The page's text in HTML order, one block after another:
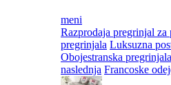
meni
Razprodaja pregrinjal za
pregrinjala Luksuzna
Obojestranska pregrinjala
naslednja Francoske